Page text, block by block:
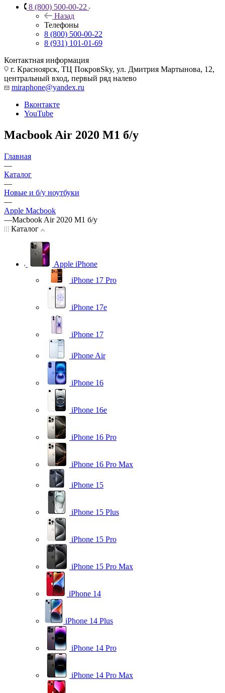
8 (800) 500-00-22
Назад
Телефоны
8 (800) 500-00-22
8 (931) 101-01-69
Контактная информация
г. Красноярск, ТЦ ПокровSky, ул. Дмитрия Мартынова, 12,
центральный вход, первый ряд налево
miraphone@yandex.ru
Вконтакте
YouTube
Macbook Air 2020 M1 б/у
Главная
—
Каталог
—
Новые и б/у ноутбуки
—
Apple Macbook
—Macbook Air 2020 M1 б/у
Каталог
Apple iPhone
iPhone 17 Pro
iPhone 17e
iPhone 17
iPhone Air
iPhone 16
iPhone 16e
iPhone 16 Pro
iPhone 16 Pro Max
iPhone 15
iPhone 15 Plus
iPhone 15 Pro
iPhone 15 Pro Max
iPhone 14
iPhone 14 Plus
iPhone 14 Pro
iPhone 14 Pro Max